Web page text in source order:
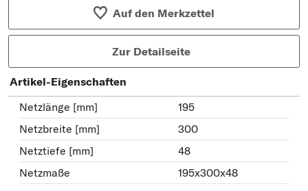
Auf den Merkzettel
Zur Detailseite
Artikel-Eigenschaften
Netzlänge [mm]
195
Netzbreite [mm]
300
Netztiefe [mm]
48
Netzmaße
195x300x48